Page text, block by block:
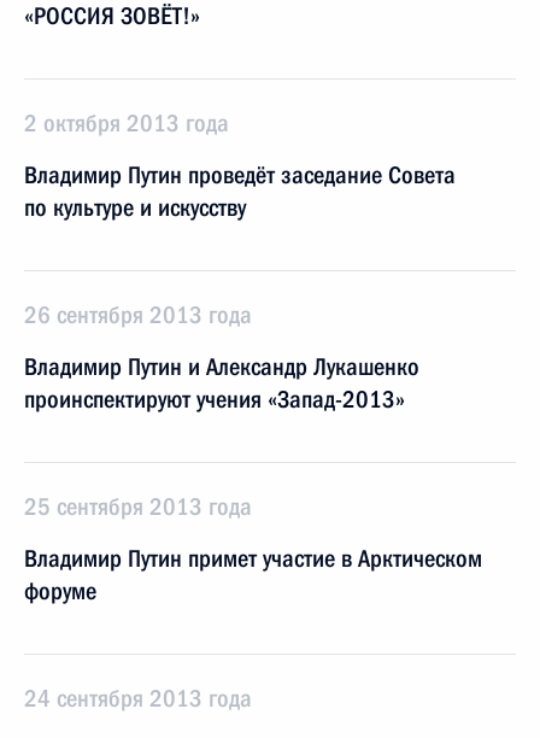
«РОССИЯ ЗОВЁТ!»
2 октября 2013 года
Владимир Путин проведёт заседание Совета
по культуре и искусству
26 сентября 2013 года
Владимир Путин и Александр Лукашенко
проинспектируют учения «Запад-2013»
25 сентября 2013 года
Владимир Путин примет участие в Арктическом
форуме
24 сентября 2013 года